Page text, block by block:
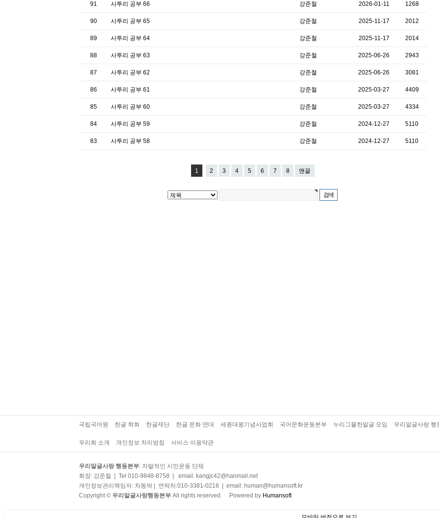
91 사투리 공부 66 강준철 2026-01-11 1268
90 사투리 공부 65 강준철 2025-11-17 2012
89 사투리 공부 64 강준철 2025-11-17 2014
88 사투리 공부 63 강준철 2025-06-26 2943
87 사투리 공부 62 강준철 2025-06-26 3081
86 사투리 공부 61 강준철 2025-03-27 4409
85 사투리 공부 60 강준철 2025-03-27 4334
84 사투리 공부 59 강준철 2024-12-27 5110
83 사투리 공부 58 강준철 2024-12-27 5110
1 2 3 4 5 6 7 8 맨끝
국립국어원 한글 학회 한글재단 한글 문화 연대 세종대왕기념사업회 국어문화운동본부 누리그물한말글 모임 우리말글사랑 행
우리회 소개 개인정보 처리방침 서비스 이용약관
우리말글사랑 행동본부: 자발적인 시민운동 단체
회장: 강준철 | Tel 010-9848-8758 | email: kangjc42@hanmail.net
개인정보관리책임자: 차동박 | 연락처:010-3381-0218 | email: human@humansoft.kr
Copyright © 우리말글사랑행동본부All rights reserved. Powered by Humansoft